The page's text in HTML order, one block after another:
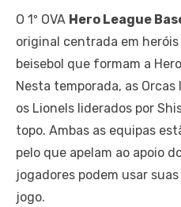
O 1º OVA Hero League
original centrada em
beisebol que formam a
Nesta temporada, as
os Lionels liderados por
topo. Ambas as equipas
pelo que apelam ao apoio
jogadores podem usar
jogo.